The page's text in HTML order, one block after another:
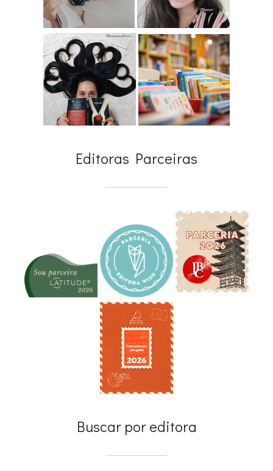
Editoras Parceiras
Buscar por editora